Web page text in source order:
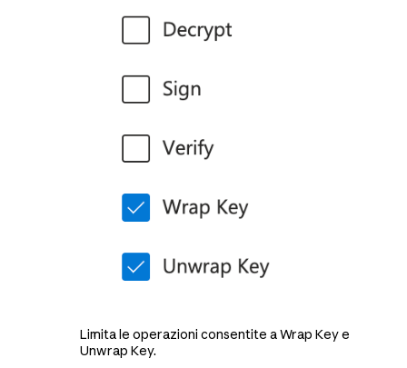
Limita le operazioni consentite a Wrap Key e
Unwrap Key.